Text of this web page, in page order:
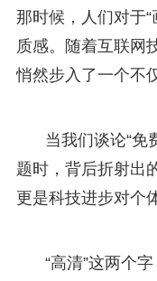
那时候，人们对于
质感。随着互联网
悄然步入了一个不
当我们谈论“免
题时，背后折射出
更是科技进步对个
“高清”这两个